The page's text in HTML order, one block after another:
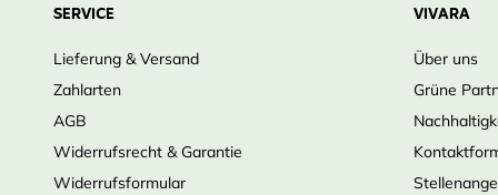
SERVICE
Lieferung & Versand
Zahlarten
AGB
Widerrufsrecht & Garantie
Widerrufsformular
VIVARA
Über uns
Grüne